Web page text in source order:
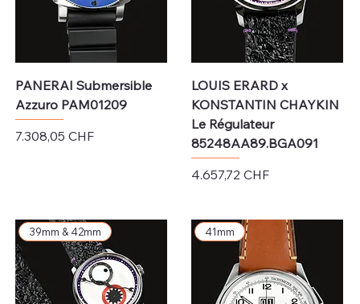
PANERAI Submersible
Azzuro PAM01209
Preis
7.308,05 CHF
LOUIS ERARD x
KONSTANTIN CHAYKIN
Le Régulateur
85248AA89.BGA091
Preis
4.657,72 CHF
39mm & 42mm 41mm